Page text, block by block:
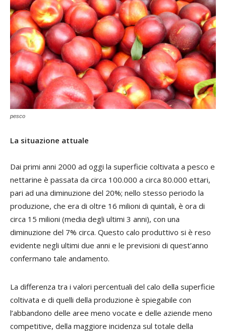
pesco
La situazione attuale
Dai primi anni 2000 ad oggi la superficie coltivata a pesco e
nettarine è passata da circa 100.000 a circa 80.000 ettari,
pari ad una diminuzione del 20%; nello stesso periodo la
produzione, che era di oltre 16 milioni di quintali, è ora di
circa 15 milioni (media degli ultimi 3 anni), con una
diminuzione del 7% circa. Questo calo produttivo si è reso
evidente negli ultimi due anni e le previsioni di quest’anno
confermano tale andamento.
La differenza tra i valori percentuali del calo della superficie
coltivata e di quelli della produzione è spiegabile con
l’abbandono delle aree meno vocate e delle aziende meno
competitive, della maggiore incidenza sul totale della